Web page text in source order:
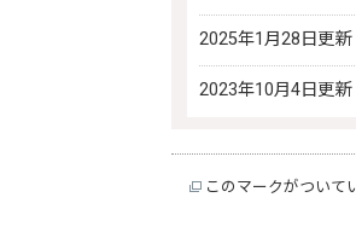
2025年1月28日更新
2023年10月4日更新
このマークがついて